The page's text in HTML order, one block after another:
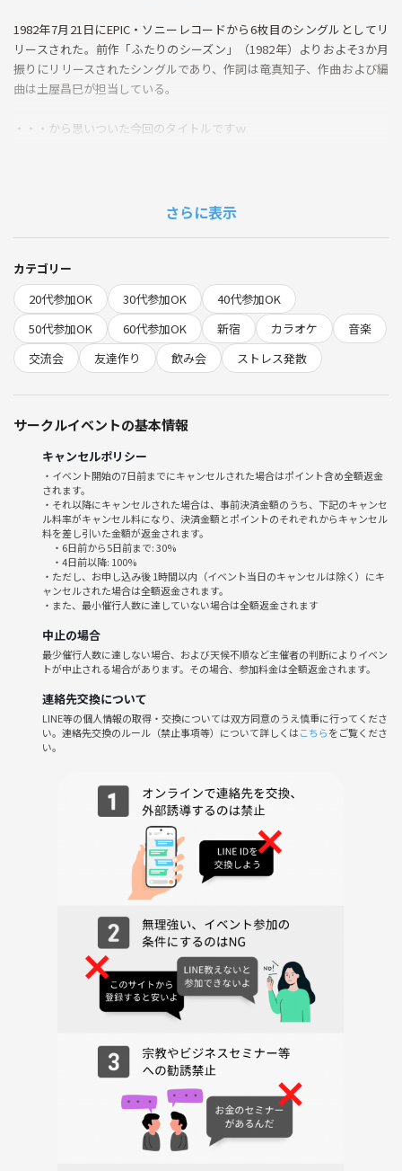
1982年7月21日にEPIC・ソニーレコードから6枚目のシングルとしてリ
リースされた。前作「ふたりのシーズン」（1982年）よりおよそ3か月
振りにリリースされたシングルであり、作詞は竜真知子、作曲および編
曲は土屋昌巳が担当している。
・・・から思いついた今回のタイトルですｗ
要は。。。苦手でも自信がなくても思い切って歌いたいって方もぜひぜ
ひ！！
店名 カラオケの鉄人 新宿大ガード店
アクセス JR 新宿駅西口 徒歩3分 / 西武新宿線 西武新宿駅南口 徒歩4分
♪で3500円（税込）の
持ち込みＯＫなお店なので、食べ物は各自ご持参ください☆
カラオケ三昧も良し☆☆
おしゃべりもはさんで。。。
歌声喫茶のようなノリで（歌声喫茶が何なのか知らないけどｗｗｗ）
マイクを使って大声出して歌いましょう〜♪
ュニケーションの改善など、様々なメリットがあります～
また、深い呼吸を促し、自律神経のバランスを整える効果も期待できま
すよ☆
懐かしい昭和・平成ソングから最新ヒット曲まで、ジャンル問わず盛り
上がるカラオケイベントです
友達作り、ストレス発散、音楽でパワーをチャージしたい方、ぜひぜひ
ぜひぜひ参加お願いいたします☆
受付時に現金でお支払いください
19:00 イベントスタート 軽く自己紹介 同時進行でどんどん選曲し
て歌い始めちゃってください
22:00 記念撮影 さみしいけど現地解散
さらに表示
カテゴリー
20代参加OK
30代参加OK
40代参加OK
50代参加OK
60代参加OK 新宿 カラオケ
音楽
交流会
友達作り 飲み会 ストレス発散
サークルイベントの基本情報
キャンセルポリシー
・イベント開始の7日前までにキャンセルされた場合はポイント含め全額返金
されます。
・それ以降にキャンセルされた場合は、事前決済金額のうち、下記のキャンセ
ル料率がキャンセル料になり、決済金額とポイントのそれぞれからキャンセル
料を差し引いた金額が返金されます。
・6日前から5日前まで: 30%
・4日前以降: 100%
・ただし、お申し込み後 1時間以内（イベント当日のキャンセルは除く）にキ
ャンセルされた場合は全額返金されます。
・また、最小催行人数に達していない場合は全額返金されます
中止の場合
最少催行人数に達しない場合、および天候不順など主催者の判断によりイベン
トが中止される場合があります。その場合、参加料金は全額返金されます。
連絡先交換について
LINE等の個人情報の取得・交換については双方同意のうえ慎重に行ってくださ
い。連絡先交換のルール（禁止事項等）について詳しくはこちらをご覧くださ
い。